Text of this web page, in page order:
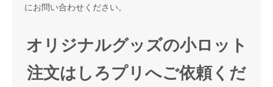
にお問い合わせください。
オリジナルグッズの小ロット
注文はしろプリへご依頼くだ